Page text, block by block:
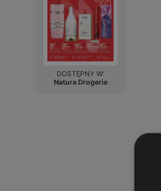
DOSTĘPNY W:
Natura Drogerie